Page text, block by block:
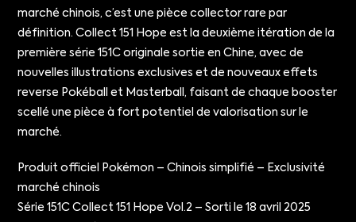
marché chinois, c’est une pièce collector rare par
définition. Collect 151 Hope est la deuxième itération de la
première série 151C originale sortie en Chine, avec de
nouvelles illustrations exclusives et de nouveaux effets
reverse Pokéball et Masterball, faisant de chaque booster
scellé une pièce à fort potentiel de valorisation sur le
marché.
Produit officiel Pokémon – Chinois simplifié – Exclusivité
marché chinois
Série 151C Collect 151 Hope Vol.2 – Sorti le 18 avril 2025